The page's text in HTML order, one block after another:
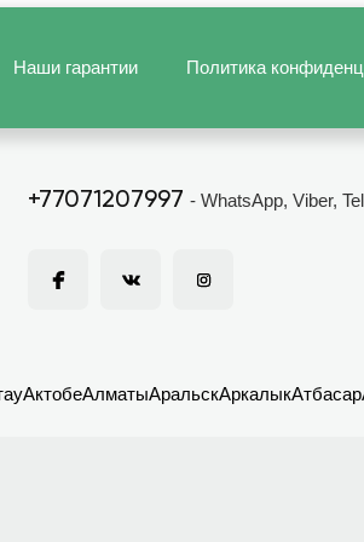
Наши гарантии Политика
+77071207997 - WhatsApp, Viber,
АктобеАлматыАральскАркалыкАтбасар